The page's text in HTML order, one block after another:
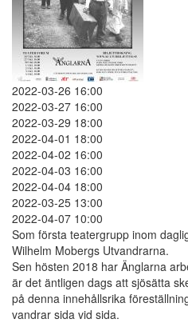
2022-03-26 16:00
2022-03-27 16:00
2022-03-29 18:00
2022-04-01 18:00
2022-04-02 16:00
2022-04-03 16:00
2022-04-04 18:00
2022-03-25 13:00
2022-04-07 10:00
Som första teatergrupp inom
Wilhelm Mobergs Utvandrarna.
Sen hösten 2018 har Änglarna
är det äntligen dags att sjösätta
på denna innehållsrika
vandrar sida vid sida.